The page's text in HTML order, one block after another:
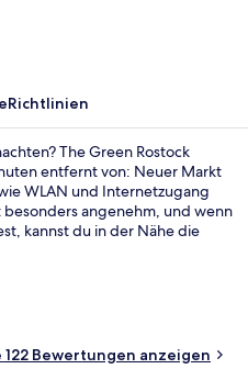
Richtlinien
The Green Rostock
entfernt von: Neuer Markt
WLAN und Internetzugang
angenehm, und wenn
kannst du in der Nähe die
und
122 Bewertungen anzeigen